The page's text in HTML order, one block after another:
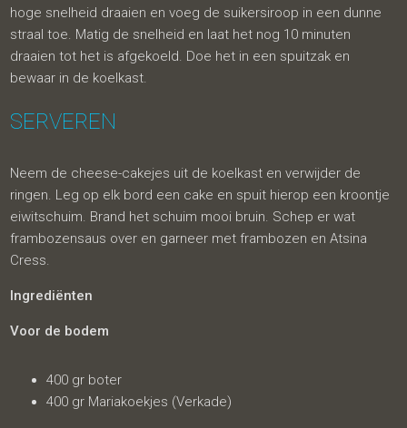
hoge snelheid draaien en voeg de suikersiroop in een dunne
straal toe. Matig de snelheid en laat het nog 10 minuten
draaien tot het is afgekoeld. Doe het in een spuitzak en
bewaar in de koelkast.
SERVEREN
Neem de cheese-cakejes uit de koelkast en verwijder de
ringen. Leg op elk bord een cake en spuit hierop een kroontje
eiwitschuim. Brand het schuim mooi bruin. Schep er wat
frambozensaus over en garneer met frambozen en Atsina
Cress.
Ingrediënten
Voor de bodem
400 gr boter
400 gr Mariakoekjes (Verkade)